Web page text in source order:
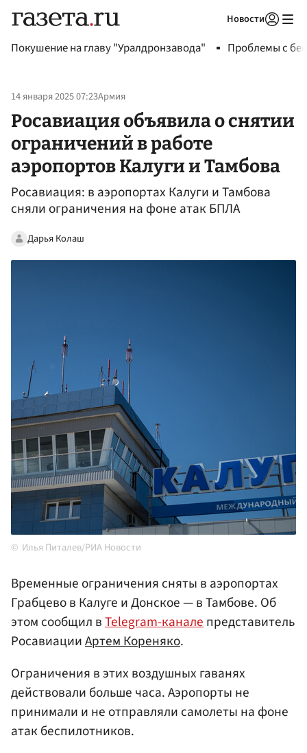
Новости
Покушение на главу "Уралдронзавода" Проблемы с
14 января 2025 07:23Армия
Росавиация объявила о снятии
ограничений в работе
аэропортов Калуги и Тамбова
Росавиация: в аэропортах Калуги и Тамбова
сняли ограничения на фоне атак БПЛА
Дарья Колаш
Илья Питалев/РИА Новости
Временные ограничения сняты в аэропортах
Грабцево в Калуге и Донское — в Тамбове. Об
этом сообщил вTelegram-каналепредставитель
РосавиацииАртем Кореняко.
Ограничения в этих воздушных гаванях
действовали больше часа. Аэропорты не
принимали и не отправляли самолеты на фоне
атак беспилотников.